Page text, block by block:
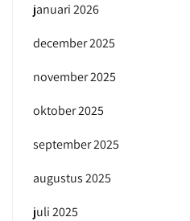
januari 2026
december 2025
november 2025
oktober 2025
september 2025
augustus 2025
juli 2025